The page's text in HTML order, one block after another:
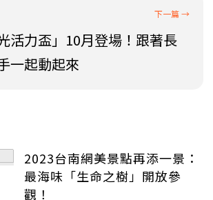
活力盃」10月登場！跟著長
一起動起來
2023台南網美景點再添一景：
最海味「生命之樹」開放參
觀！